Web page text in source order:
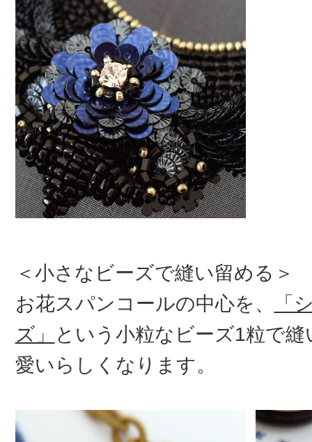
＜小さなビーズで縫い留める＞
お花スパンコールの中心を、
「
ズ」
という小粒なビーズ1粒で
愛いらしくなります。